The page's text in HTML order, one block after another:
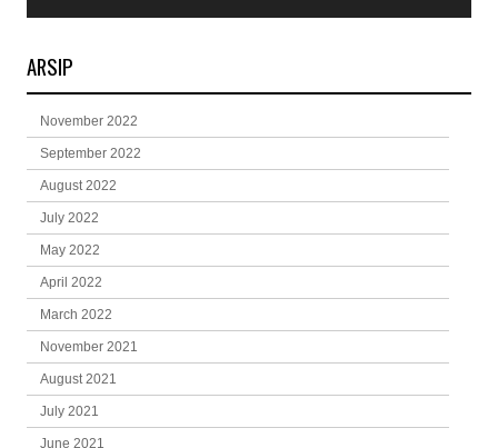
ARSIP
November 2022
September 2022
August 2022
July 2022
May 2022
April 2022
March 2022
November 2021
August 2021
July 2021
June 2021